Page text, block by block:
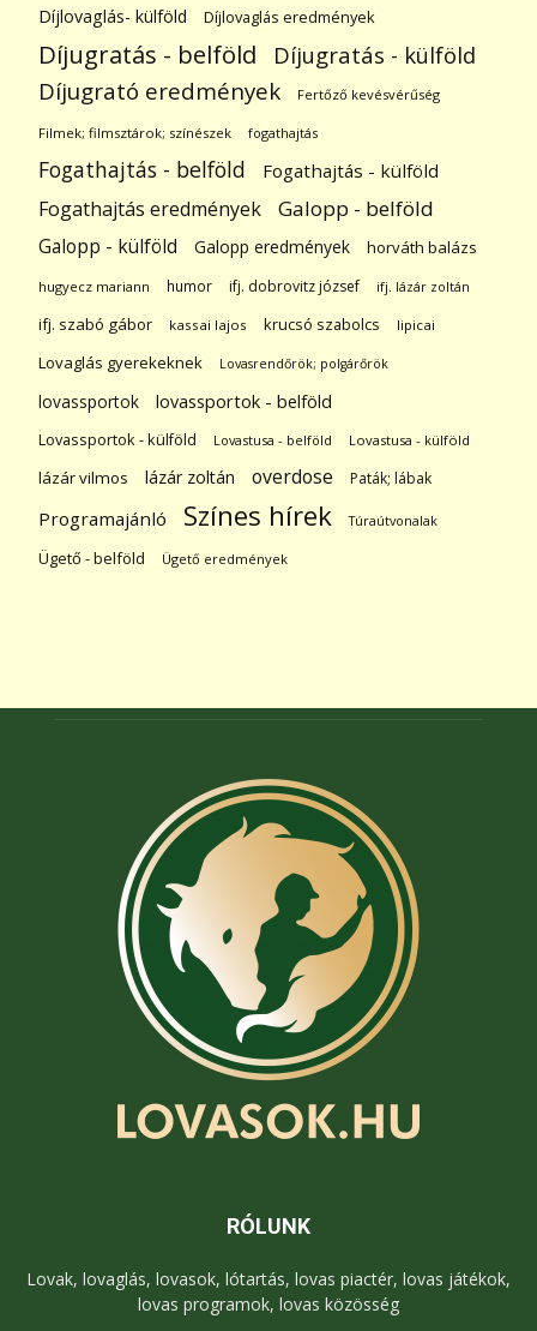
Díjlovaglás- külföld
Díjlovaglás eredmények
Díjugratás - belföld Díjugratás - külföld
Díjugrató eredmények Fertőző kevésvérűség
Filmek; filmsztárok; színészek fogathajtás
Fogathajtás - belföld Fogathajtás - külföld
Fogathajtás eredmények Galopp - belföld
Galopp - külföld Galopp eredmények horváth balázs
hugyecz mariann humor ifj. dobrovitz józsef ifj. lázár zoltán
ifj. szabó gábor kassai lajos krucsó szabolcs lipicai
Lovaglás gyerekeknek Lovasrendőrök; polgárőrök
lovassportok lovassportok - belföld
Lovassportok - külföld Lovastusa - belföld Lovastusa - külföld
lázár vilmos lázár zoltán overdose Paták; lábak
Programajánló Színes hírek Túraútvonalak
Ügető - belföld Ügető eredmények
RÓLUNK
Lovak, lovaglás, lovasok, lótartás, lovas piactér, lovas játékok,
lovas programok, lovas közösség